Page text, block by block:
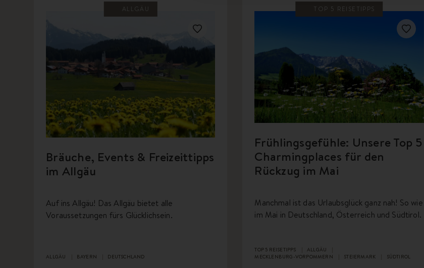
ALLGÄU
Bräuche, Events & Freizeittipps
im Allgäu
Auf ins Allgäu! Das Allgäu bietet alle
Voraussetzungen fürs Glücklichsein.
ALLGÄU BAYERN DEUTSCHLAND
TOP 5 REISETIPPS
Frühlingsgefühle: Unsere Top 5
Charmingplaces für den
Rückzug im Mai
Manchmal ist das Urlaubsglück ganz nah! So wie
im Mai in Deutschland, Österreich und Südtirol.
TOP 5 REISETIPPS
ALLGÄU
MECKLENBURG-VORPOMMERN
STEIERMARK SÜDTIROL